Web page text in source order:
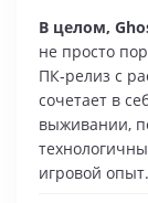
В целом,
не просто
ПК‑релиз с
сочетает в
выживании,
игровой опыт.